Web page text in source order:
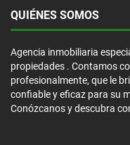
QUIÉNES SOMOS
Agencia inmobiliaria
propiedades . Contamos
profesionalmente, que le
confiable y eficaz para su
Conózcanos y descubra